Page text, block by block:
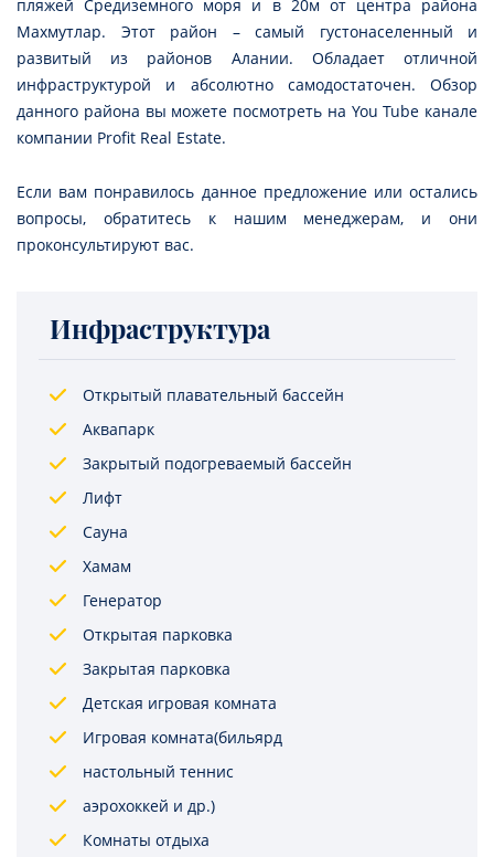
пляжей Средиземного моря и в 20м от центра района
Махмутлар. Этот район – самый густонаселенный и
развитый из районов Алании. Обладает отличной
инфраструктурой и абсолютно самодостаточен. Обзор
данного района вы можете посмотреть на You Tube канале
компании Profit Real Estate.
Если вам понравилось данное предложение или остались
вопросы, обратитесь к нашим менеджерам, и они
проконсультируют вас.
Инфраструктура
Открытый плавательный бассейн
Аквапарк
Закрытый подогреваемый бассейн
Лифт
Сауна
Хамам
Генератор
Открытая парковка
Закрытая парковка
Детская игровая комната
Игровая комната(бильярд
настольный теннис
аэрохоккей и др.)
Комнаты отдыха